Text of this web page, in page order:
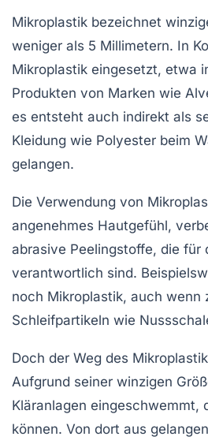
Mikroplastik bezeichnet
weniger als 5 Millimetern. In
Mikroplastik eingesetzt, etwa
Produkten von Marken wie
es entsteht auch indirekt als
Kleidung wie Polyester beim
gelangen.
Die Verwendung von
angenehmes Hautgefühl,
abrasive Peelingstoffe, die für
verantwortlich sind.
noch Mikroplastik, auch
Schleifpartikeln wie
Doch der Weg des
Aufgrund seiner winzigen
Kläranlagen eingeschwemmt,
können. Von dort aus